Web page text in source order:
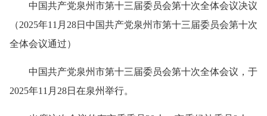
中国共产党泉州市第十三届委员会第十次全体会议决议
（2025年11月28日中国共产党泉州市第十三届委员会第十次
全体会议通过）
中国共产党泉州市第十三届委员会第十次全体会议，于
2025年11月28日在泉州举行。